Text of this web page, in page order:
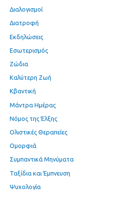
Διαλογισμοί
Διατροφή
Εκδηλώσεις
Εσωτερισμός
Ζώδια
Καλύτερη Ζωή
Κβαντική
Μάντρα Ημέρας
Νόμος της Έλξης
Ολιστικές Θεραπείες
Ομορφιά
Συμπαντικά Μηνύματα
Ταξίδια και Έμπνευση
Ψυχολογία